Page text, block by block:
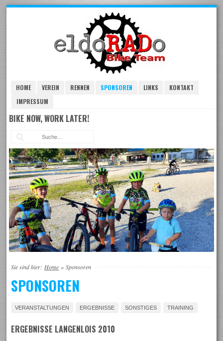
HOME VEREIN RENNEN SPONSOREN LINKS
KONTAKT
IMPRESSUM
BIKE NOW, WORK LATER!
Sie sind hier: Home »Sponsoren
SPONSOREN
VERANSTALTUNGEN ERGEBNISSE SONSTIGES TRAINING
ERGEBNISSE LANGENLOIS 2010